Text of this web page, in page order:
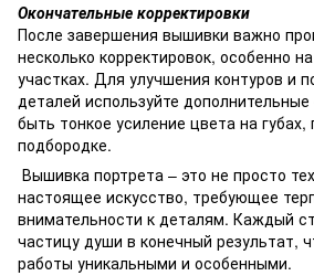
Окончательные корректировки
После завершения вышивки важно
несколько корректировок, особенно
участках. Для улучшения контуров и
деталей используйте
быть тонкое усиление цвета на губах,
подбородке.
Вышивка портрета – это не просто
настоящее искусство, требующее
внимательности к деталям. Каждый
частицу души в конечный результат,
работы уникальными и особенными.